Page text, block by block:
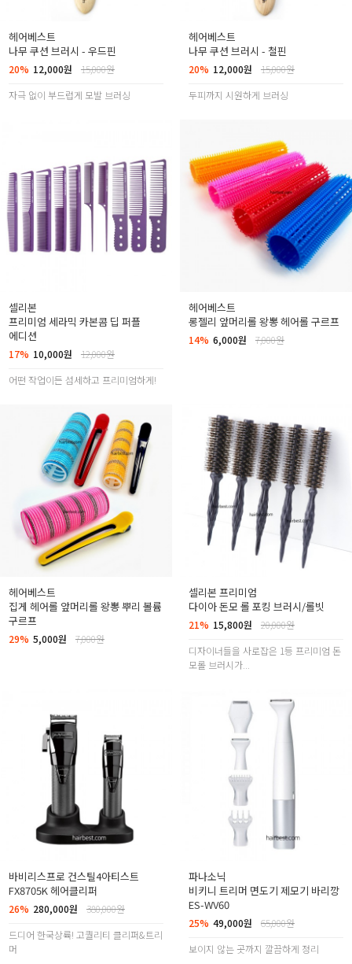
헤어베스트
나무 쿠션 브러시 - 우드핀
20% 12,000원
15,000원
자극 없이 부드럽게 모발 브러싱
헤어베스트
나무 쿠션 브러시 - 철핀
20% 12,000원
15,000원
두피까지 시원하게 브러싱
셀리본
프리미엄 세라믹 카본콤 딥 퍼플
에디션
17% 10,000원
12,000원
어떤 작업이든 섬세하고 프리미엄하게!
헤어베스트
롱젤리 앞머리롤 왕뽕 헤어롤 구르프
14% 6,000원 7,000원
헤어베스트
집게 헤어롤 앞머리롤 왕뽕 뿌리 볼륨
구르프
29% 5,000원 7,000원
셀리본 프리미엄
다이아 돈모 롤 포킹 브러시/롤빗
21% 15,800원
20,000원
디자이너들을 사로잡은 1등 프리미엄 돈
모롤 브러시가...
바비리스프로 건스틸4아티스트
FX8705K 헤어클리퍼
26% 280,000원
380,000원
드디어 한국상륙! 고퀄리티 클리퍼&트리
머
파나소닉
비키니 트리머 면도기 제모기 바리깡
ES-WV60
25% 49,000원
65,000원
보이지 않는 곳까지 깔끔하게 정리